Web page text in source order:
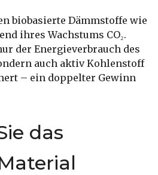
biobasierte Dämmstoffe wie
ihres Wachstums CO₂.
der Energieverbrauch des
auch aktiv Kohlenstoff
– ein doppelter Gewinn
das